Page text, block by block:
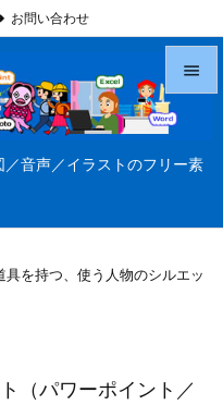
音声／イラストのフリー素




お問い合わせ
具を持つ、使う人物のシルエッ
（パワーポイント／